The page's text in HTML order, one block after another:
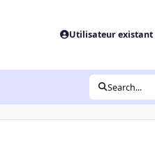
Utilisateur existant
Search...